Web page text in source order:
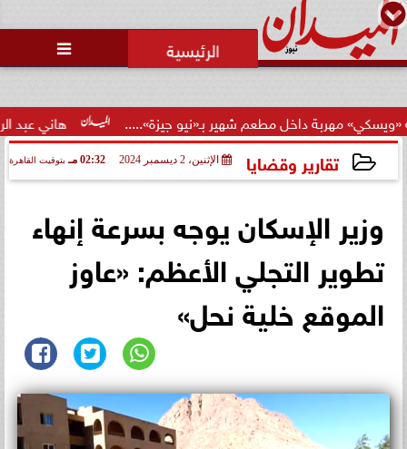

هاني عبد الرحيم يُحذر من نصابي
تقارير وقضايا الإثنين، 2 ديسمبر 2024 02:32 مـ بتوقيت القاهرة
وزير الإسكان يوجه بسرعة إنهاء
تطوير التجلي الأعظم: «عاوز
الموقع خلية نحل»
حالة غليان في نادي الشيخ زايد:
اتهامات للجنة المؤقتة بـ ”التواطؤ”